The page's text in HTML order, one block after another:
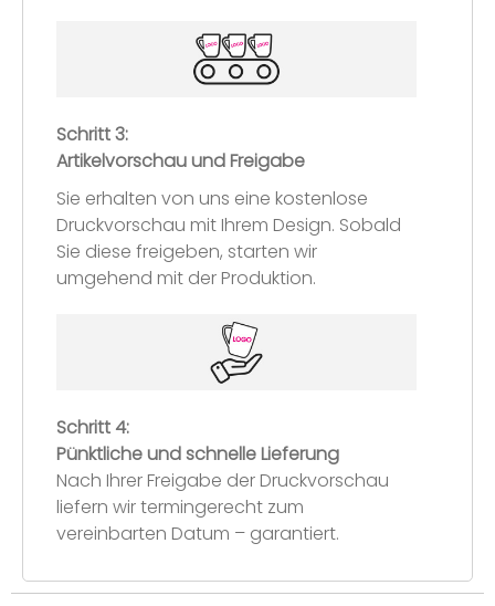
Schritt 3:
Artikelvorschau und Freigabe
Sie erhalten von uns eine kostenlose
Druckvorschau mit Ihrem Design. Sobald
Sie diese freigeben, starten wir
umgehend mit der Produktion.
Schritt 4:
Pünktliche und schnelle Lieferung
Nach Ihrer Freigabe der Druckvorschau
liefern wir termingerecht zum
vereinbarten Datum – garantiert.